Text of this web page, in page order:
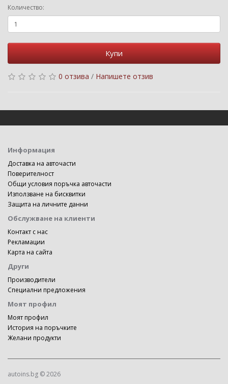
Количество:
Купи
0 отзива / Напишете отзив
Информация
Доставка на авточасти
Поверителност
Общи условия поръчка авточасти
Използване на бисквитки
Защита на личните данни
Обслужване на клиенти
Контакт с нас
Рекламации
Карта на сайта
Други
Производители
Специални предложения
Моят профил
Моят профил
История на поръчките
Желани продукти
autoins.bg © 2026